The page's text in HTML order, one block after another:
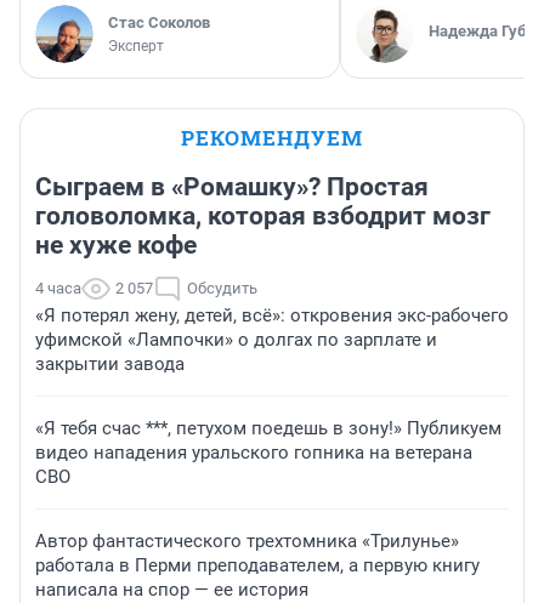
Стас Соколов
Эксперт
Надежда
РЕКОМЕНДУЕМ
Сыграем в «Ромашку»? Простая
головоломка, которая взбодрит мозг
не хуже кофе
4 часа 2 057 Обсудить
«Я потерял жену, детей, всё»: откровения экс-рабочего
уфимской «Лампочки» о долгах по зарплате и
закрытии завода
«Я тебя счас ***, петухом поедешь в зону!» Публикуем
видео нападения уральского гопника на ветерана
СВО
Автор фантастического трехтомника «Трилунье»
работала в Перми преподавателем, а первую книгу
написала на спор — ее история